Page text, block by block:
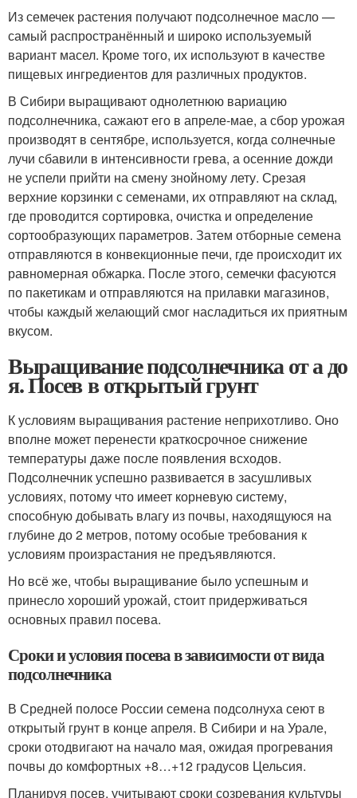
Из семечек растения получают подсолнечное масло —
самый распространённый и широко используемый
вариант масел. Кроме того, их используют в качестве
пищевых ингредиентов для различных продуктов.
В Сибири выращивают однолетнюю вариацию
подсолнечника, сажают его в апреле-мае, а сбор урожая
производят в сентябре, используется, когда солнечные
лучи сбавили в интенсивности грева, а осенние дожди
не успели прийти на смену знойному лету. Срезая
верхние корзинки с семенами, их отправляют на склад,
где проводится сортировка, очистка и определение
сортообразующих параметров. Затем отборные семена
отправляются в конвекционные печи, где происходит их
равномерная обжарка. После этого, семечки фасуются
по пакетикам и отправляются на прилавки магазинов,
чтобы каждый желающий смог насладиться их приятным
вкусом.
Выращивание подсолнечника от а до
я. Посев в открытый грунт
К условиям выращивания растение неприхотливо. Оно
вполне может перенести краткосрочное снижение
температуры даже после появления всходов.
Подсолнечник успешно развивается в засушливых
условиях, потому что имеет корневую систему,
способную добывать влагу из почвы, находящуюся на
глубине до 2 метров, потому особые требования к
условиям произрастания не предъявляются.
Но всё же, чтобы выращивание было успешным и
принесло хороший урожай, стоит придерживаться
основных правил посева.
Сроки и условия посева в зависимости от вида
подсолнечника
В Средней полосе России семена подсолнуха сеют в
открытый грунт в конце апреля. В Сибири и на Урале,
сроки отодвигают на начало мая, ожидая прогревания
почвы до комфортных +8…+12 градусов Цельсия.
Планируя посев, учитывают сроки созревания культуры